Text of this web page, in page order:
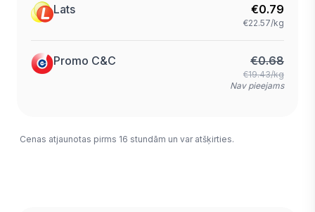
Lats €0.79
€22.57/kg
Promo C&C €0.68
€19.43/kg
Nav pieejams
Cenas atjaunotas pirms 16 stundām un var atšķirties.